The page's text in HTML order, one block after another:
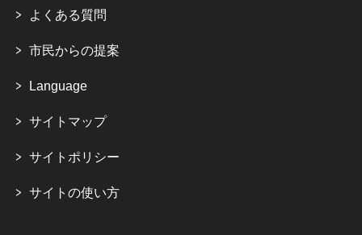
よくある質問
市民からの提案
Language
サイトマップ
サイトポリシー
サイトの使い方